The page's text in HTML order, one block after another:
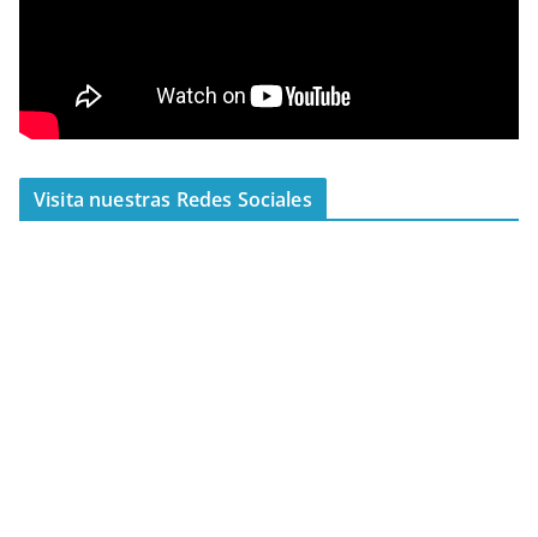
Visita nuestras Redes Sociales